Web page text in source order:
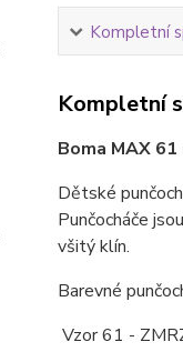
Kompletní
Kompletní
Boma MAX
Dětské
Punčocháče
všitý klín.
Barevné
Vzor 61 -